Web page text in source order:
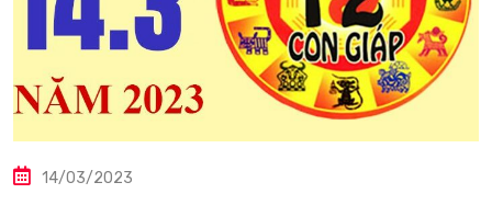
14/03/2023